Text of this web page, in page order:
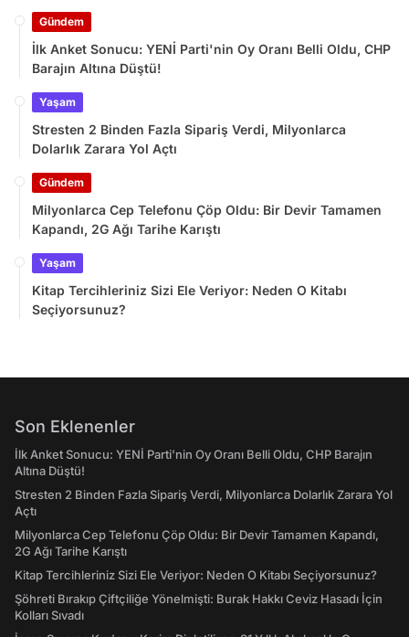
Gündem
İlk Anket Sonucu: YENİ Parti'nin Oy Oranı Belli Oldu, CHP
Barajın Altına Düştü!
Yaşam
Stresten 2 Binden Fazla Sipariş Verdi, Milyonlarca
Dolarlık Zarara Yol Açtı
Gündem
Milyonlarca Cep Telefonu Çöp Oldu: Bir Devir Tamamen
Kapandı, 2G Ağı Tarihe Karıştı
Yaşam
Kitap Tercihleriniz Sizi Ele Veriyor: Neden O Kitabı
Seçiyorsunuz?
Son Eklenenler
İlk Anket Sonucu: YENİ Parti'nin Oy Oranı Belli Oldu, CHP Barajın
Altına Düştü!
Stresten 2 Binden Fazla Sipariş Verdi, Milyonlarca Dolarlık Zarara Yol
Açtı
Milyonlarca Cep Telefonu Çöp Oldu: Bir Devir Tamamen Kapandı,
2G Ağı Tarihe Karıştı
Kitap Tercihleriniz Sizi Ele Veriyor: Neden O Kitabı Seçiyorsunuz?
Şöhreti Bırakıp Çiftçiliğe Yönelmişti: Burak Hakkı Ceviz Hasadı İçin
Kolları Sıvadı